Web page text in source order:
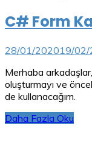
C# Form
28/01/202019/
Merhaba
oluşturmayı ve
de kullanacağım.
Daha Fazla Oku